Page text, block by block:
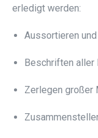
erledigt werden:
Aussortieren
Beschriften aller
Zerlegen großer